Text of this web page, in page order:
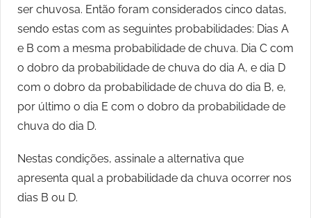
ser chuvosa. Então foram considerados cinco datas,
sendo estas com as seguintes probabilidades: Dias A
e B com a mesma probabilidade de chuva. Dia C com
o dobro da probabilidade de chuva do dia A, e dia D
com o dobro da probabilidade de chuva do dia B, e,
por último o dia E com o dobro da probabilidade de
chuva do dia D.
Nestas condições, assinale a alternativa que
apresenta qual a probabilidade da chuva ocorrer nos
dias B ou D.